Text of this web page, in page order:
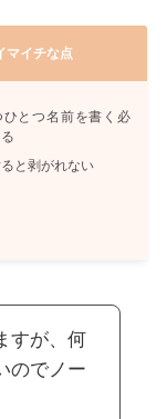
マイチな点
ひとつ名前を書く必
と剥がれない
すが、何
のでノー